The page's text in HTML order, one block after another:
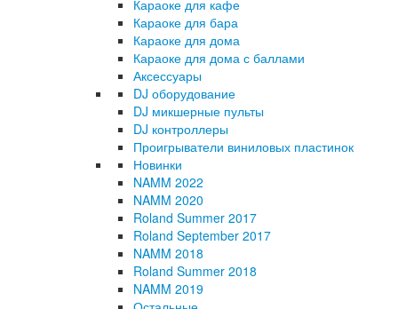
Караоке для кафе
Караоке для бара
Караоке для дома
Караоке для дома с баллами
Аксессуары
DJ оборудование
DJ микшерные пульты
DJ контроллеры
Проигрыватели виниловых пластинок
Новинки
NAMM 2022
NAMM 2020
Roland Summer 2017
Roland September 2017
NAMM 2018
Roland Summer 2018
NAMM 2019